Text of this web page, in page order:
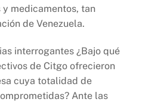
medicamentos, tan
de Venezuela.
interrogantes ¿Bajo qué
de Citgo ofrecieron
cuya totalidad de
Ante las